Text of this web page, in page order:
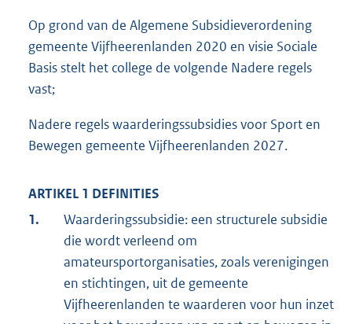
Op grond van de Algemene Subsidieverordening
gemeente Vijfheerenlanden 2020 en visie Sociale
Basis stelt het college de volgende Nadere regels
vast;
Nadere regels waarderingssubsidies voor Sport en
Bewegen gemeente Vijfheerenlanden 2027.
ARTIKEL 1 DEFINITIES
1.
Waarderingssubsidie: een structurele subsidie
die wordt verleend om
amateursportorganisaties, zoals verenigingen
en stichtingen, uit de gemeente
Vijfheerenlanden te waarderen voor hun inzet